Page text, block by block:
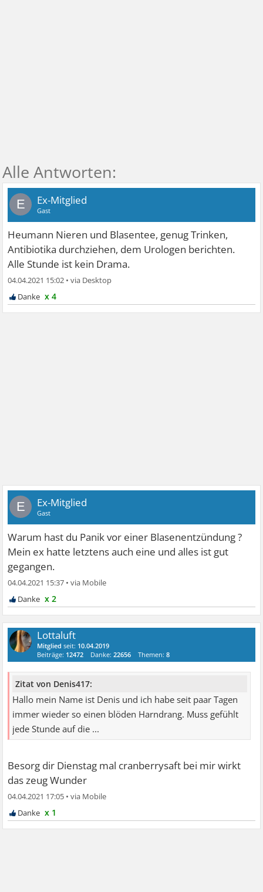
E Ex-Mitglied
Gast
Heumann Nieren und Blasentee, genug Trinken,
Antibiotika durchziehen, dem Urologen berichten.
Alle Stunde ist kein Drama.
04.04.2021 15:02 •
x 4
E Ex-Mitglied
Gast
Warum hast du Panik vor einer Blasenentzündung ?
Mein ex hatte letztens auch eine und alles ist gut
gegangen.
04.04.2021 15:37 •
x 2
Lottaluft
Mitglied seit: 10.04.2019
Beiträge: 12472 Danke:22656 Themen:8
Zitat von Denis417:
Hallo mein Name ist Denis und ich habe seit paar Tagen
immer wieder so einen blöden Harndrang. Muss gefühlt
jede Stunde auf die ...
Besorg dir Dienstag mal cranberrysaft bei mir wirkt
das zeug Wunder
04.04.2021 17:05 •
x 1